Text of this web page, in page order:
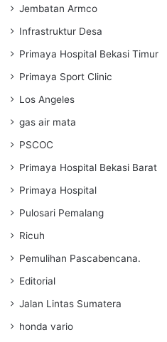
Jembatan Armco
Infrastruktur Desa
Primaya Hospital Bekasi Timur
Primaya Sport Clinic
Los Angeles
gas air mata
PSCOC
Primaya Hospital Bekasi Barat
Primaya Hospital
Pulosari Pemalang
Ricuh
Pemulihan Pascabencana.
Editorial
Jalan Lintas Sumatera
honda vario